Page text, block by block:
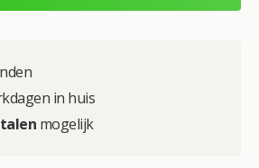
in huis
mogelijk